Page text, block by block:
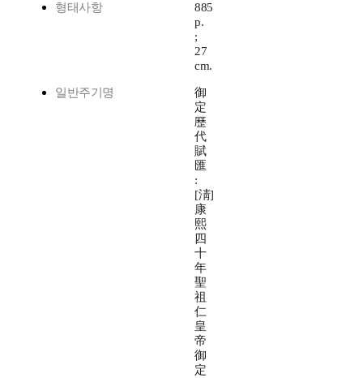
형태사항
885
p.
;
27
cm.
일반주기명
御
定
歷
代
賦
匯
:
[淸]
康
熙
四
十
年
聖
祖
仁
皇
帝
御
定